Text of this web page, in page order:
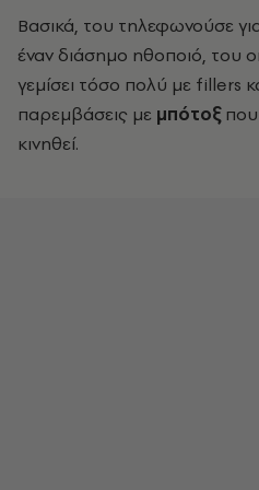
Βασικά, του τηλεφωνούσε
έναν διάσημο ηθοποιό, του
γεμίσει τόσο πολύ με fillers
παρεμβάσεις με μπότοξ
κινηθεί.